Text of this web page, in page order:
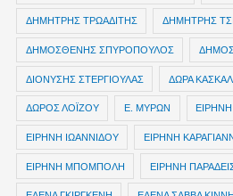
ΔΗΜΗΤΡΗΣ ΤΡΩΑΔΙΤΗΣ ΔΗΜΗΤΡΗΣ
ΔΗΜΟΣΘΕΝΗΣ ΣΠΥΡΟΠΟΥΛΟΣ
ΔΙΟΝΥΣΗΣ ΣΤΕΡΓΙΟΥΛΑΣ ΔΩΡΑ
ΔΩΡΟΣ ΛΟΪΖΟΥ Ε. ΜΥΡΩΝ
ΕΙΡΗΝΗ ΙΩΑΝΝΙΔΟΥ ΕΙΡΗΝΗ
ΕΙΡΗΝΗ ΜΠΟΜΠΟΛΗ ΕΙΡΗΝΗ